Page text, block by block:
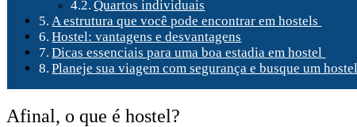
Quartos individuais
A estrutura que você pode encontrar em hostels
Hostel: vantagens e desvantagens
Dicas essenciais para uma boa estadia em hostel
Planeje sua viagem com segurança e busque um hostel
Afinal, o que é hostel?